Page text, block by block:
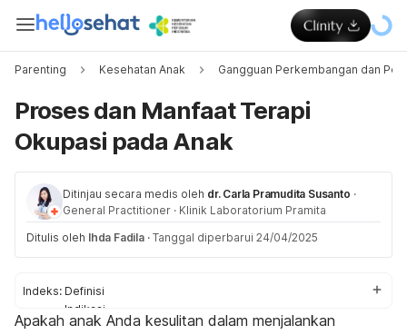
Parenting Kesehatan Anak Gangguan Perkembangan dan
Proses dan Manfaat Terapi
Okupasi pada Anak
Ditinjau secara medis oleh dr. Carla Pramudita Susanto ·
General Practitioner · Klinik Laboratorium Pramita
Ditulis oleh Ihda Fadila · Tanggal diperbarui 24/04/2025
Indeks: Definisi
Indikasi
Manfaat
Apakah anak Anda kesulitan dalam menjalankan